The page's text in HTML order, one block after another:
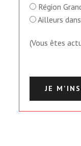
Région
Ailleurs
(Vous êtes